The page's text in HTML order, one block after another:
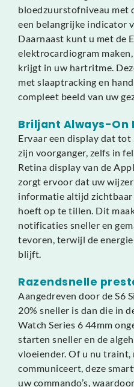
bloedzuurstofniveau met
een belangrijke indicator
Daarnaast kunt u met de
elektrocardiogram
krijgt in uw hartritme.
met slaaptracking en
compleet beeld van uw
Briljant Always-On
Ervaar een display dat tot
zijn voorganger, zelfs in
Retina display van de
zorgt ervoor dat uw
informatie altijd
hoeft op te tillen. Dit
notificaties sneller en
tevoren, terwijl de
blijft.
Razendsnelle
Aangedreven door de S6
20% sneller is dan die in
Watch Series 6 44mm
starten sneller en de
vloeiender. Of u nu traint,
communiceert, deze
uw commando’s,